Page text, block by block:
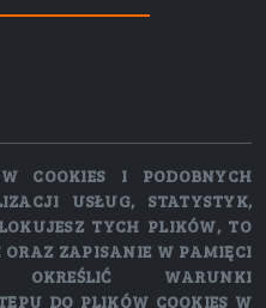
COOKIES I PODOBNYCH
USŁUG, STATYSTYK,
TYCH PLIKÓW, TO
ZAPISANIE W PAMIĘCI
OKREŚLIĆ WARUNKI
DO PLIKÓW COOKIES W